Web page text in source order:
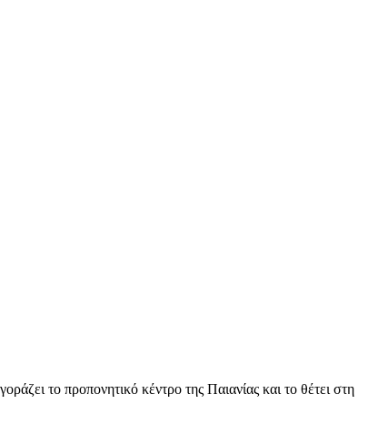
το προπονητικό κέντρο της Παιανίας και το θέτει στη